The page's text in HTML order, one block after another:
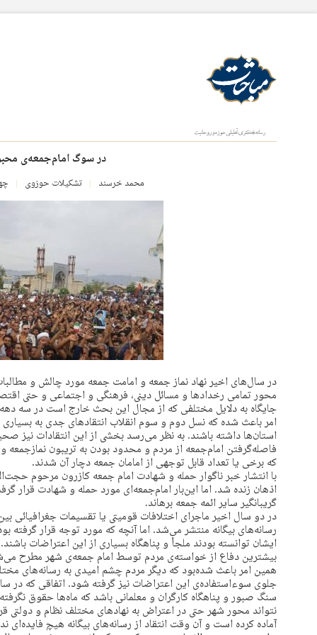
در سوگ امام‌جمعه‌ی
محمد خرسند تشکیلات حوزوی
در سال‌های اخیر نهاد نماز جمعه و امامت جمعه مورد چالش و
محور تمامی رخدادها و مسائل دینی، فرهنگی و اجتماعی و حتی
جایگاه به دلایل مختلفی که از مجال این بحث خارج است در سه
امر باعث شده که نسل دوم و سوم انقلاب انتقادهای جدی به بسیاری
استان‌ها داشته باشند. به نظر می‌رسد بخشی از این انتقادات نیز
فاصله‌گرفتن امام‌جمعه از مردم و محدود بودن به تریبون
که برخی یا تعداد قابل توجهی از امامان جمعه دچار آن شدند.
با انتشار خبر ناگوار حمله و شهادت امام جمعه کازرون مرحوم
اذهان زنده شد. اما این‌بار امام‌جمعه‌ای مورد حمله و شهادت قرار
گریبانگیر سایر ائمه جمعه برهاند.
در دو سال اخیر ماجرای اختلافات قومیتی یا تقسیمات جغرافیائی
رسانه‌های بیگانه منتشر می‌شد. اما آنچه که مورد توجه قرار
ایشان توانسته بودند ملجأ و پناهگاه بسیاری از این اعتراضات
بیشترین دفاع از خواسته‌ی مردم توسط امام جمعه‌ی شهر مطرح
همین امر باعث شده‌بود که دیگر مردم چشم امیدی به رسانه‌های
جلوی سوء‌استفاده‌ی این اعتراضات نیز گرفته شود. اتفاقی که در
سنگ صبور و پناهگاه کارگران و معلمانی باشد که ماه‌ها حقوق
نتواند محور شهر حتی در اعتراض به نهادهای مختلف نظام و دولتی
آماده کرده است و آن وقت انتقاد از رسانه‌های بیگانه هیچ فایده‌‌ای